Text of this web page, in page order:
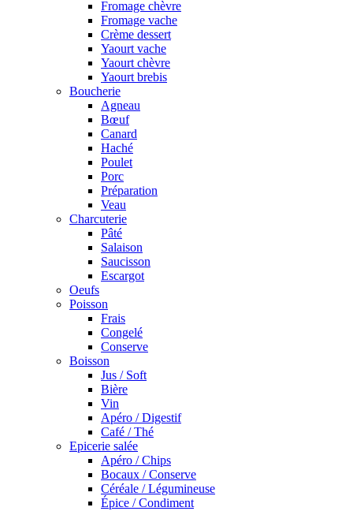
Fromage chèvre
Fromage vache
Crème dessert
Yaourt vache
Yaourt chèvre
Yaourt brebis
Boucherie
Agneau
Bœuf
Canard
Haché
Poulet
Porc
Préparation
Veau
Charcuterie
Pâté
Salaison
Saucisson
Escargot
Oeufs
Poisson
Frais
Congelé
Conserve
Boisson
Jus / Soft
Bière
Vin
Apéro / Digestif
Café / Thé
Epicerie salée
Apéro / Chips
Bocaux / Conserve
Céréale / Légumineuse
Épice / Condiment